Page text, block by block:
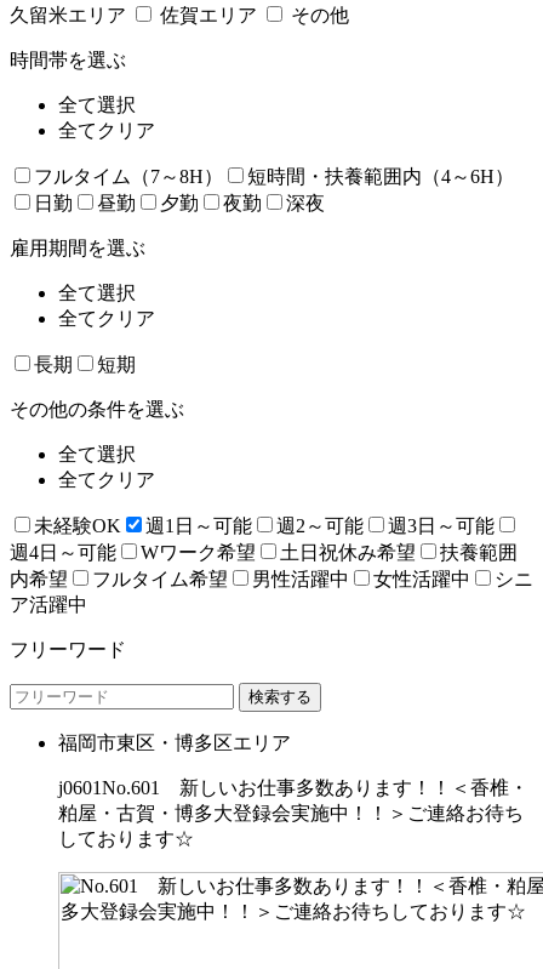
久留米エリア
佐賀エリア その他
時間帯を選ぶ
全て選択
全てクリア
フルタイム（7～8H）
短時間・扶養範囲内（4～6H）
日勤
昼勤 夕勤 夜勤 深夜
雇用期間を選ぶ
全て選択
全てクリア
長期 短期
その他の条件を選ぶ
全て選択
全てクリア
未経験OK 週1日～可能 週2～可能
週3日～可能
週4日～可能
Wワーク希望 土日祝休み希望
扶養範囲
内希望
フルタイム希望 男性活躍中 女性活躍中
シニ
ア活躍中
フリーワード
福岡市東区・博多区エリア
j0601No.601 新しいお仕事多数あります！！＜香椎・
粕屋・古賀・博多大登録会実施中！！＞ご連絡お待ち
しております☆